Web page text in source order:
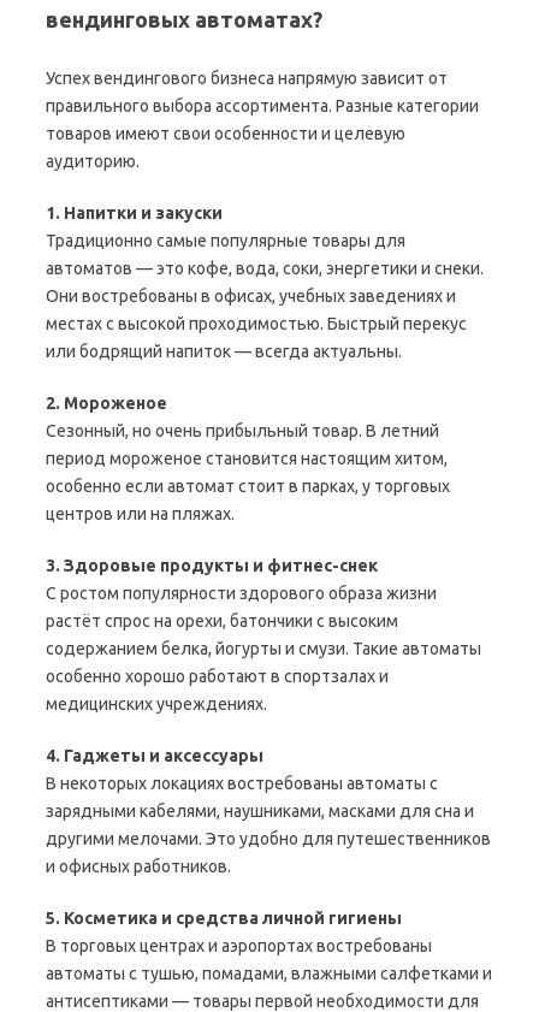
вендинговых автоматах?
Успех вендингового бизнеса напрямую зависит от
правильного выбора ассортимента. Разные категории
товаров имеют свои особенности и целевую
аудиторию.
1. Напитки и закуски
Традиционно самые популярные товары для
автоматов — это кофе, вода, соки, энергетики и снеки.
Они востребованы в офисах, учебных заведениях и
местах с высокой проходимостью. Быстрый перекус
или бодрящий напиток — всегда актуальны.
2. Мороженое
Сезонный, но очень прибыльный товар. В летний
период мороженое становится настоящим хитом,
особенно если автомат стоит в парках, у торговых
центров или на пляжах.
3. Здоровые продукты и фитнес-снек
С ростом популярности здорового образа жизни
растёт спрос на орехи, батончики с высоким
содержанием белка, йогурты и смузи. Такие автоматы
особенно хорошо работают в спортзалах и
медицинских учреждениях.
4. Гаджеты и аксессуары
В некоторых локациях востребованы автоматы с
зарядными кабелями, наушниками, масками для сна и
другими мелочами. Это удобно для путешественников
и офисных работников.
5. Косметика и средства личной гигиены
В торговых центрах и аэропортах востребованы
автоматы с тушью, помадами, влажными салфетками и
антисептиками — товары первой необходимости для